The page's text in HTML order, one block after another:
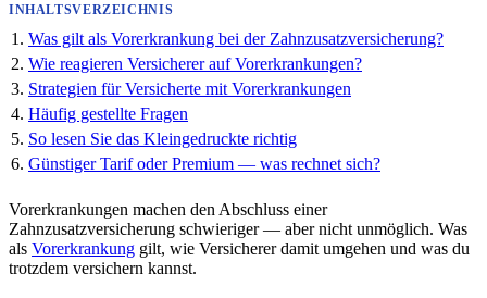
INHALTSVERZEICHNIS
Was gilt als Vorerkrankung bei der Zahnzusatzversicherung?
Wie reagieren Versicherer auf Vorerkrankungen?
Strategien für Versicherte mit Vorerkrankungen
Häufig gestellte Fragen
So lesen Sie das Kleingedruckte richtig
Günstiger Tarif oder Premium — was rechnet sich?
Vorerkrankungen machen den Abschluss einer
Zahnzusatzversicherung schwieriger — aber nicht unmöglich. Was
als Vorerkrankung gilt, wie Versicherer damit umgehen und was du
trotzdem versichern kannst.